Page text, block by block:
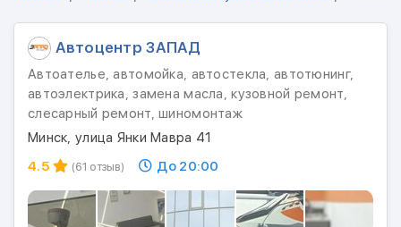
Автоцентр ЗАПАД
Автоателье, автомойка, автостекла, автотюнинг,
автоэлектрика, замена масла, кузовной ремонт,
слесарный ремонт, шиномонтаж
Минск, улица Янки Мавра 41
4.5
(61 отзыв) До 20:00